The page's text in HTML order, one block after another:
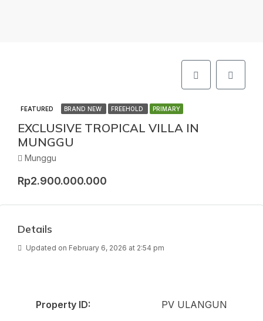
FEATURED BRAND NEW FREEHOLD PRIMARY
EXCLUSIVE TROPICAL VILLA IN
MUNGGU
Munggu
Rp2.900.000.000
Details
Updated on February 6, 2026 at 2:54 pm
Property ID:
PV ULANGUN